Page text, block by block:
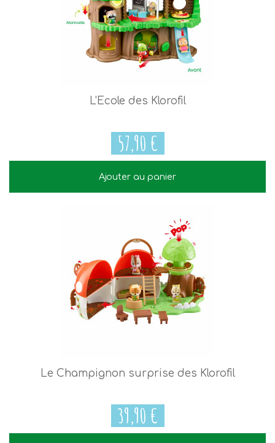
13,50 €
57,90 €
L'Ecole des Klorofil
57,90 €
Ajouter au panier
Le Champignon surprise des Klorofil
39,90 €